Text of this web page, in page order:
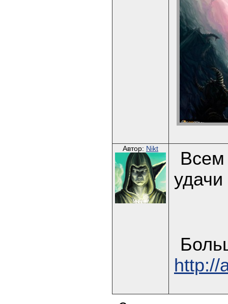
Автор: Nikt
Всем
http://